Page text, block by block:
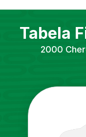
Tabela
2000